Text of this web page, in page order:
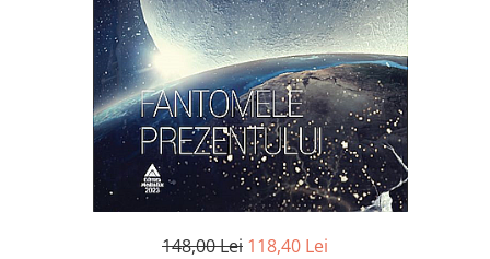
Istorie/Critica
Jurnale/Memorii
Manuale scolare/Cursuri
148,00 Lei 118,40 Lei